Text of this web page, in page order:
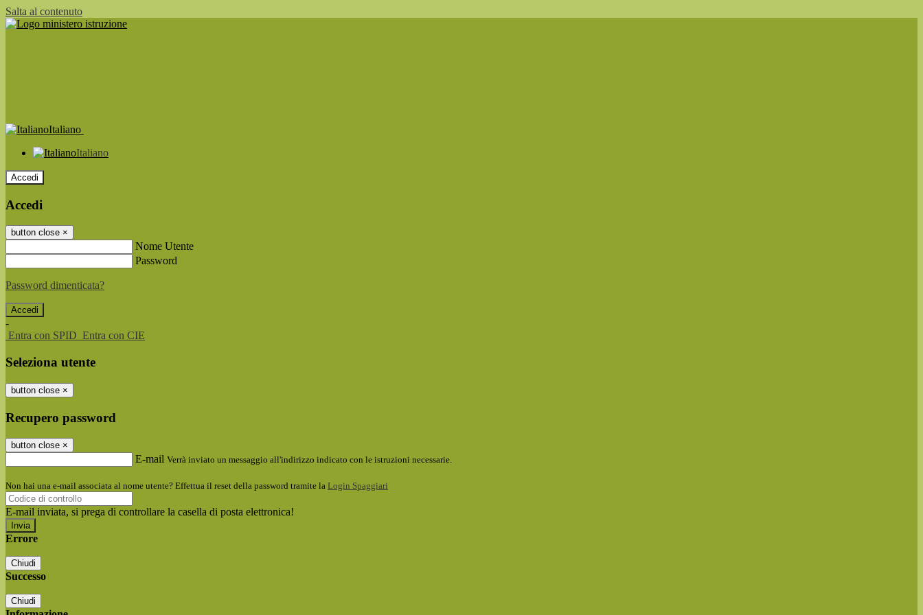
Salta al contenuto
Italiano
Italiano
Accedi
Accedi
button close ×
Nome Utente
Password
Password dimenticata?
-
Entra con SPID Entra con CIE
Seleziona utente
button close ×
Recupero password
button close ×
E-mail Verrà inviato un messaggio all'indirizzo indicato con le istruzioni necessarie.
Non hai una e-mail associata al nome utente? Effettua il reset della password tramite la Login Spaggiari
E-mail inviata, si prega di controllare la casella di posta elettronica!
Errore
Chiudi
Successo
Chiudi